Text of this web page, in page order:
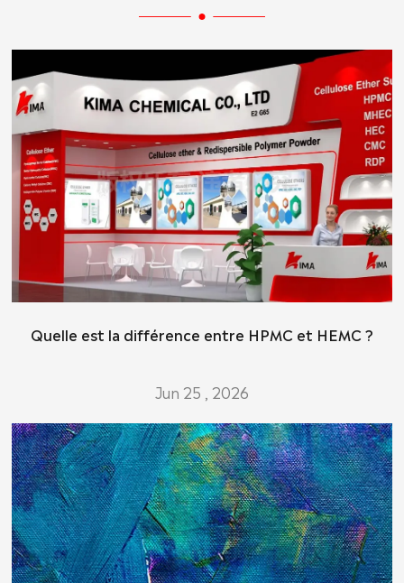
Quelle est la différence entre HPMC et HEMC ?
Jun 25 , 2026